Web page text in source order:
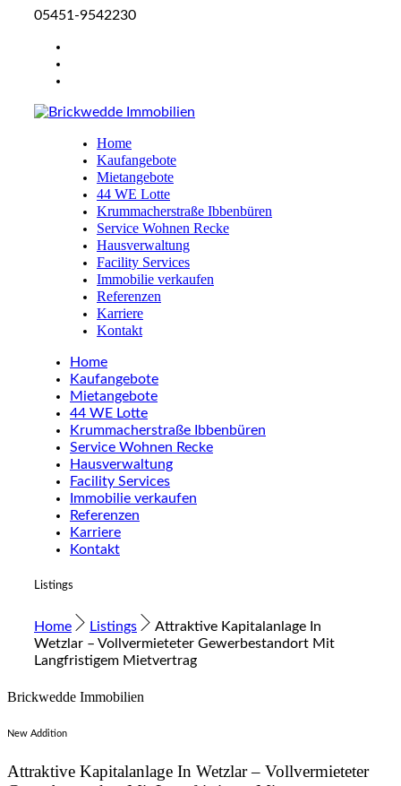
05451-9542230
Home
Kaufangebote
Mietangebote
44 WE Lotte
Krummacherstraße Ibbenbüren
Service Wohnen Recke
Hausverwaltung
Facility Services
Immobilie verkaufen
Referenzen
Karriere
Kontakt
Home
Kaufangebote
Mietangebote
44 WE Lotte
Krummacherstraße Ibbenbüren
Service Wohnen Recke
Hausverwaltung
Facility Services
Immobilie verkaufen
Referenzen
Karriere
Kontakt
Listings
Home Listings
Attraktive Kapitalanlage In
Wetzlar – Vollvermieteter Gewerbestandort Mit
Langfristigem Mietvertrag
Brickwedde Immobilien
New Addition
Attraktive Kapitalanlage In Wetzlar – Vollvermieteter